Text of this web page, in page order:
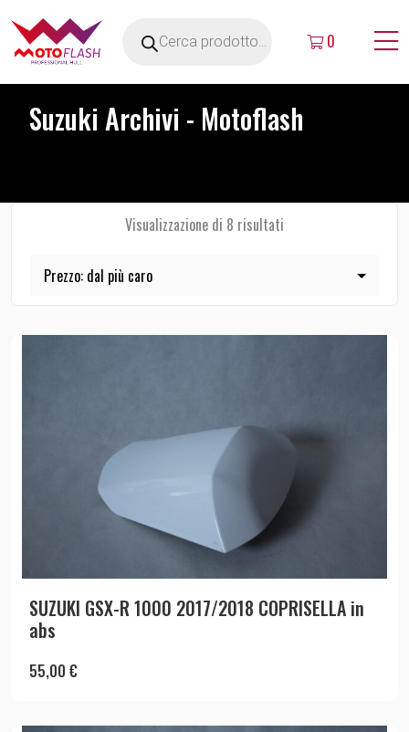
0
Suzuki Archivi - Motoflash
Visualizzazione di 8 risultati
SUZUKI GSX-R 1000 2017/2018 COPRISELLA in
abs
55,00 €